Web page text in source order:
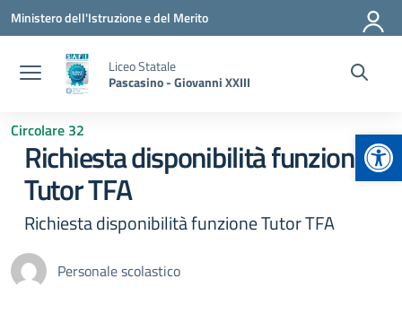
Vai ai contenuti
Vai al menu di navigazione
Vai al footer
Ministero dell'Istruzione e del Merito
Liceo Statale
Pascasino - Giovanni XXIII
Circolare 32
Richiesta disponibilità funzione
Tutor TFA
Richiesta disponibilità funzione Tutor TFA
Personale scolastico